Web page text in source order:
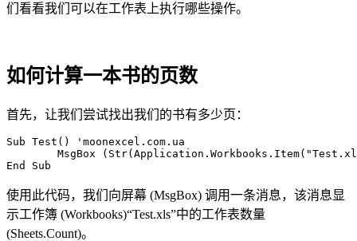
们看看我们可以在工作表上执行哪些操作。
如何计算一本书的页数
首先，让我们尝试找出我们的书有多少页：
Sub Test() 'moonexcel.com.ua
使用此代码，我们向屏幕 (MsgBox) 调用一条消息，该消息显
示工作簿 (Workbooks)“Test.xls”中的工作表数量
(Sheets.Count)。